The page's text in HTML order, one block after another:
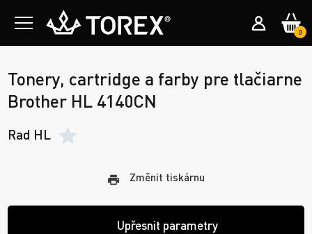
0
Tonery, cartridge a farby pre tlačiarne
Brother HL 4140CN
Rad HL
Změnit tiskárnu
Upřesnit parametry